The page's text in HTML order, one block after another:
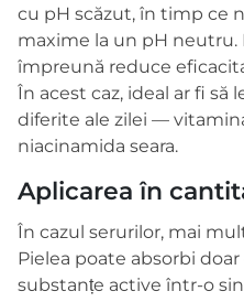
cu pH scăzut, în timp ce
maxime la un pH neutru.
împreună reduce
În acest caz, ideal ar fi să
diferite ale zilei —
niacinamida seara.
Aplicarea în
În cazul serurilor, mai
Pielea poate absorbi
substanțe active într-o